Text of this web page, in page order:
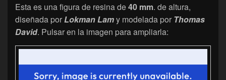
Esta es una figura de resina de40 mm. de altura,
diseñada porLokman Lamy modelada por Thomas
David. Pulsar en la imagen para ampliarla: